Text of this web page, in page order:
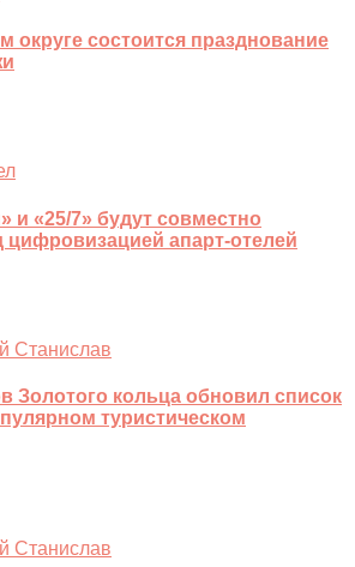
округе состоится празднование
и «25/7» будут совместно
цифровизацией апарт-отелей
Станислав
Золотого кольца обновил список
туристическом
Станислав